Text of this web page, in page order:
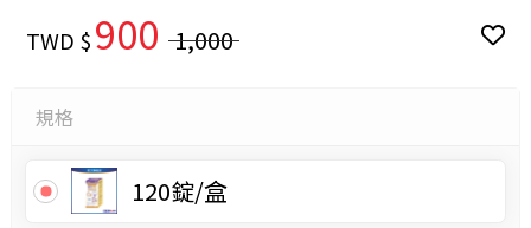
TWD $900 1,000
規格
120錠/盒